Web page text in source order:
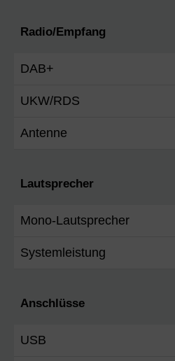
Radio/Empfang
DAB+
UKW/RDS
Antenne
Lautsprecher
Mono-Lautsprecher
Systemleistung
Anschlüsse
USB